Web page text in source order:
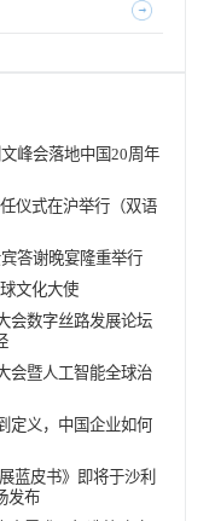
峰会落地中国20周年
仪式在沪举行（双语
答谢晚宴隆重举行
文化大使
会数字丝路发展论坛
会暨人工智能全球治
定义，中国企业如何
蓝皮书》即将于沙利
发布